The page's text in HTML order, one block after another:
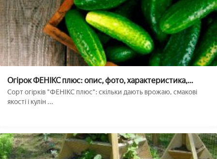
Огірок ФЕНІКС плюс: опис, фото, характеристика,
особливості вирощування сорту
Сорт огірків "ФЕНІКС плюс": скільки дають врожаю, смакові
якості і кулін ...